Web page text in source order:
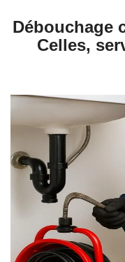
Débouchage
Celles,